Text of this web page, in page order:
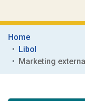
Home
Libol
Marketing